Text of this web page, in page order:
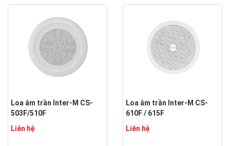
Loa âm trần Inter-M CS-
503F/510F
Liên hệ
Loa âm trần Inter-M CS-
610F / 615F
Liên hệ